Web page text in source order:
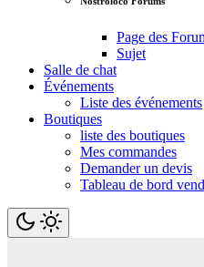
Page des
Sujet
Salle de chat
Événements
Liste des événements
Boutiques
liste des boutiques
Mes commandes
Demander un devis
Tableau de bord